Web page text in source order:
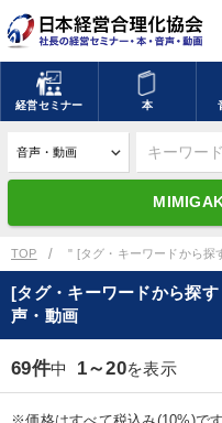
経営セミナー 本
キーワードを入力し
デジタル版対応のみ検
search 上
mic 講演収録物を探す
全国経営者セミナー講演収録物
ます
TOP " [タグ・キーワードから探
[タグ・キーワードから探
声・動画
69件中 1～20を表示